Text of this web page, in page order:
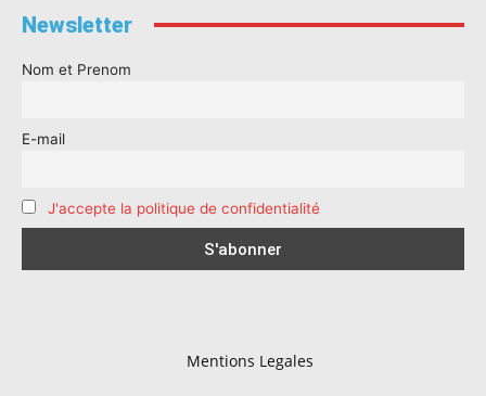
Newsletter
Nom et Prenom
E-mail
J'accepte la politique de confidentialité
Mentions Legales